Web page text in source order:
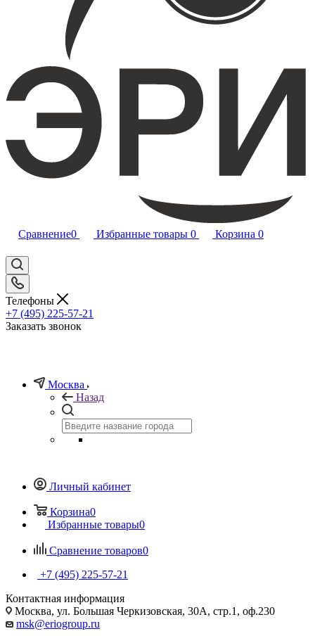
Сравнение0 Избранные товары 0 Корзина 0
Телефоны
+7 (495) 225-57-21
Заказать звонок
Москва
Назад
Личный кабинет
Корзина0
Избранные товары0
Сравнение товаров0
+7 (495) 225-57-21
Контактная информация
Москва, ул. Большая Черкизовская, 30А, стр.1, оф.230
msk@eriogroup.ru